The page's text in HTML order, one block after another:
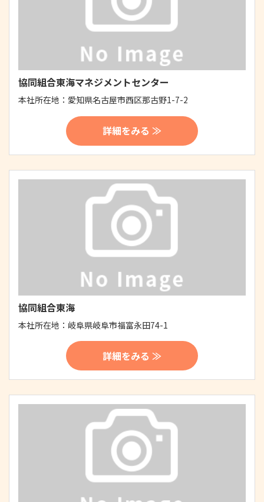
協同組合東海マネジメントセンター
本社所在地： 愛知県名古屋市西区那古野1-7-2
詳細をみる ≫
協同組合東海
本社所在地： 岐阜県岐阜市福富永田74-1
詳細をみる ≫